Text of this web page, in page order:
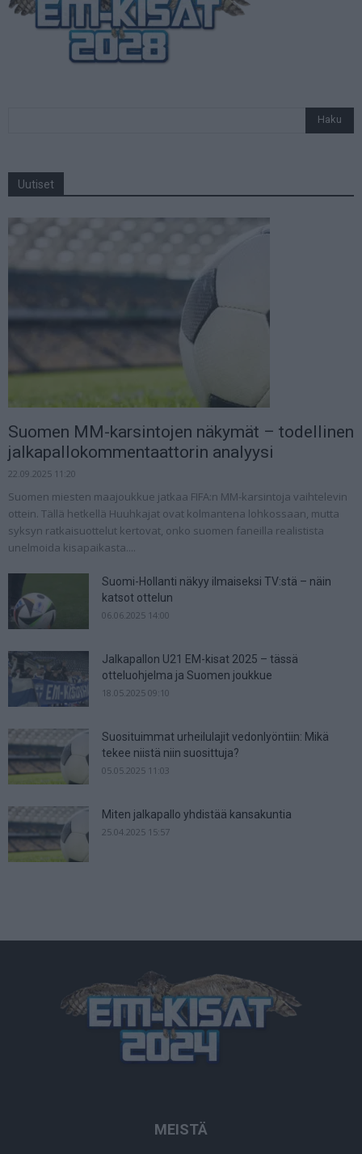
Uutiset
Suomen MM-karsintojen näkymät – todellinen
jalkapallokommentaattorin analyysi
22.09.2025 11:20
Suomen miesten maajoukkue jatkaa FIFA:n MM-karsintoja vaihtelevin
ottein. Tällä hetkellä Huuhkajat ovat kolmantena lohkossaan, mutta
syksyn ratkaisuottelut kertovat, onko suomen faneilla realistista
unelmoida kisapaikasta....
Suomi-Hollanti näkyy ilmaiseksi TV:stä – näin
katsot ottelun
06.06.2025 14:00
Jalkapallon U21 EM-kisat 2025 – tässä
otteluohjelma ja Suomen joukkue
18.05.2025 09:10
Suosituimmat urheilulajit vedonlyöntiin: Mikä
tekee niistä niin suosittuja?
05.05.2025 11:03
Miten jalkapallo yhdistää kansakuntia
25.04.2025 15:57
MEISTÄ